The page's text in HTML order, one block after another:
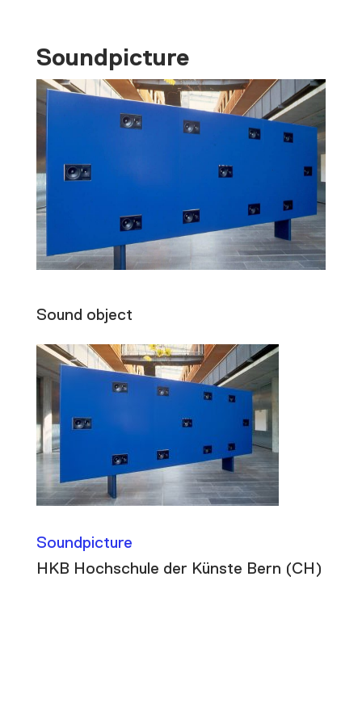
Soundpicture
Sound object
Soundpicture
HKB Hochschule der Künste Bern (CH)